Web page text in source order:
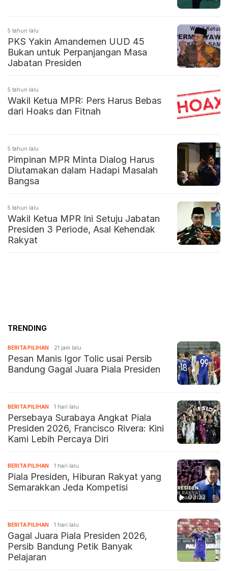
5 tahun lalu
PKS Yakin Amandemen UUD 45
Bukan untuk Perpanjangan Masa
Jabatan Presiden
5 tahun lalu
Wakil Ketua MPR: Pers Harus Bebas
dari Hoaks dan Fitnah
5 tahun lalu
Pimpinan MPR Minta Dialog Harus
Diutamakan dalam Hadapi Masalah
Bangsa
5 tahun lalu
Wakil Ketua MPR Ini Setuju Jabatan
Presiden 3 Periode, Asal Kehendak
Rakyat
TRENDING
BERITA PILIHAN 21 jam lalu
Pesan Manis Igor Tolic usai Persib
Bandung Gagal Juara Piala Presiden
BERITA PILIHAN 1 hari lalu
Persebaya Surabaya Angkat Piala
Presiden 2026, Francisco Rivera: Kini
Kami Lebih Percaya Diri
03:32
BERITA PILIHAN 1 hari lalu
Piala Presiden, Hiburan Rakyat yang
Semarakkan Jeda Kompetisi
BERITA PILIHAN 1 hari lalu
Gagal Juara Piala Presiden 2026,
Persib Bandung Petik Banyak
Pelajaran